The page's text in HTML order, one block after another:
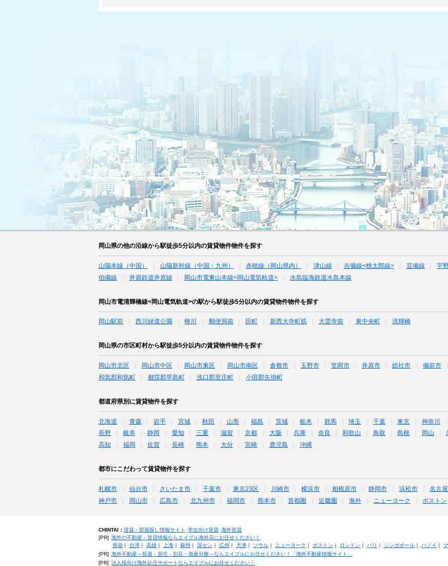
岡山県の他の沿線から駅徒歩5分以内の賃貸物件物件を探す
山陽本線（中国） 山陽新幹線（中国・九州） 赤穂線（岡山県内） 津山線 吉備線<桃太郎線> 芸備線 宇
伯備線
井原鉄道井原線 岡山市電東山本線<岡山電気軌道> 水島臨海鉄道水島本線
岡山市電清輝橋線<岡山電気軌道>の駅から駅徒歩5分以内の賃貸物件物件を探す
岡山駅前 西川緑道公園 柳川 郵便局前 田町 新西大寺町筋 大雲寺前 東中央町 清輝橋
岡山県の市区町村から駅徒歩5分以内の賃貸物件物件を探す
岡山市北区 岡山市中区 岡山市東区 岡山市南区 倉敷市 玉野市 笠岡市 井原市 総社市 備前市
和気郡和気町
都窪郡早島町 浅口郡里庄町 小田郡矢掛町
都道府県別に賃貸物件を探す
北海道 青森 岩手 宮城 秋田 山形 福島 茨城 栃木 群馬 埼玉 千葉 東京 神奈川
長野
岐阜 静岡 愛知 三重 滋賀 京都 大阪 兵庫 奈良 和歌山 鳥取 島根 岡山
高知
福岡 佐賀 長崎 熊本 大分 宮崎 鹿児島 沖縄
都市にこだわって賃貸物件を探す
札幌市 仙台市 さいたま市 千葉市 東京23区 川崎市 横浜市 相模原市 静岡市 浜松市 名古
神戸市
岡山市 広島市 北九州市 福岡市 熊本市 首都圏 近畿圏 海外 ニューヨーク ボストン
CHINTAI： 賃貸・部屋探し情報サイト 学生向け賃貸 海外賃貸
[PR] 海外の不動産・賃貸情報ならエイブル海外店にお任せください！
香港｜ 台湾｜ 高雄｜ 上海｜ 蘇州 ｜ 深セン ｜ 広州 ｜ 天津｜ ソウル｜ ニューヨーク ｜ ボストン ｜ ロンドン ｜ パリ ｜ シンガポール｜ ハノイ ｜
[PR] 海外不動産～投資・居住・別荘・資産分散～ならエイブルにお任せください！「海外不動産情報サイト」
[PR] 法人様向け海外赴任サポートならエイブルにお任せください！